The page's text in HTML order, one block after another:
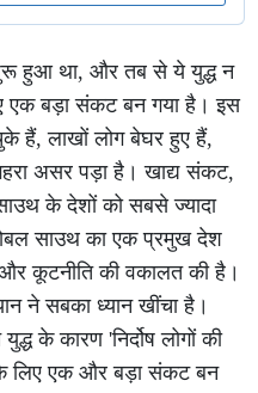
हुआ था, और तब से ये युद्ध न
एक बड़ा संकट बन गया है। इस
हैं, लाखों लोग बेघर हुए हैं,
असर पड़ा है। खाद्य संकट,
के देशों को सबसे ज्यादा
साउथ का एक प्रमुख देश
कूटनीति की वकालत की है।
ने सबका ध्यान खींचा है।
के कारण 'निर्दोष लोगों की
के लिए एक और बड़ा संकट बन